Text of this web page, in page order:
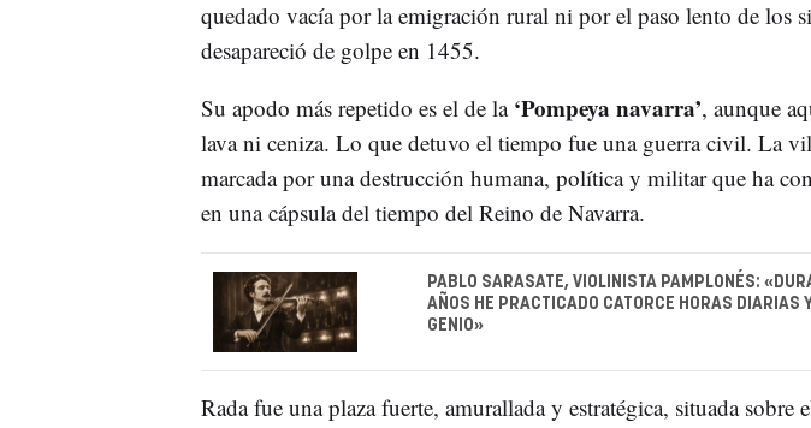
quedado vacía por la emigración rural ni por el paso lento de los
desapareció de golpe en 1455.
Su apodo más repetido es el de la ‘Pompeya navarra’, aunque
lava ni ceniza. Lo que detuvo el tiempo fue una guerra civil. La
marcada por una destrucción humana, política y militar que ha
en una cápsula del tiempo del Reino de Navarra.
PABLO SARASATE, VIOLINISTA PAMPLONÉS:
AÑOS HE PRACTICADO CATORCE HORAS DIARIAS
GENIO»
Rada fue una plaza fuerte, amurallada y estratégica, situada sobre